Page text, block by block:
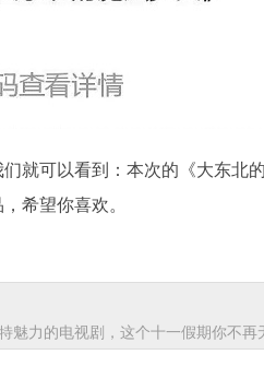
们就可以看到：本次的《大东北
希望你喜欢。
魅力的电视剧，这个十一假期你不再